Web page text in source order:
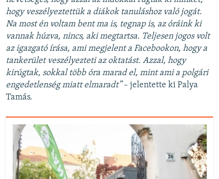
hogy veszélyeztettük a diákok tanuláshoz való jogát.
Na most én voltam bent ma is, tegnap is, az óráink ki
vannak húzva, nincs, aki megtartsa. Teljesen jogos volt
az igazgató írása, ami megjelent a Facebookon, hogy a
tankerület veszélyezteti az oktatást. Azzal, hogy
kirúgtak, sokkal több óra marad el, mint ami a polgári
engedetlenség miatt elmaradt”– jelentette ki Palya
Tamás.